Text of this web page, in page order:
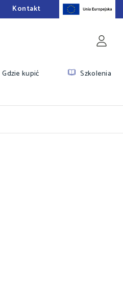
Kontakt
Gdzie kupić
Szkolenia